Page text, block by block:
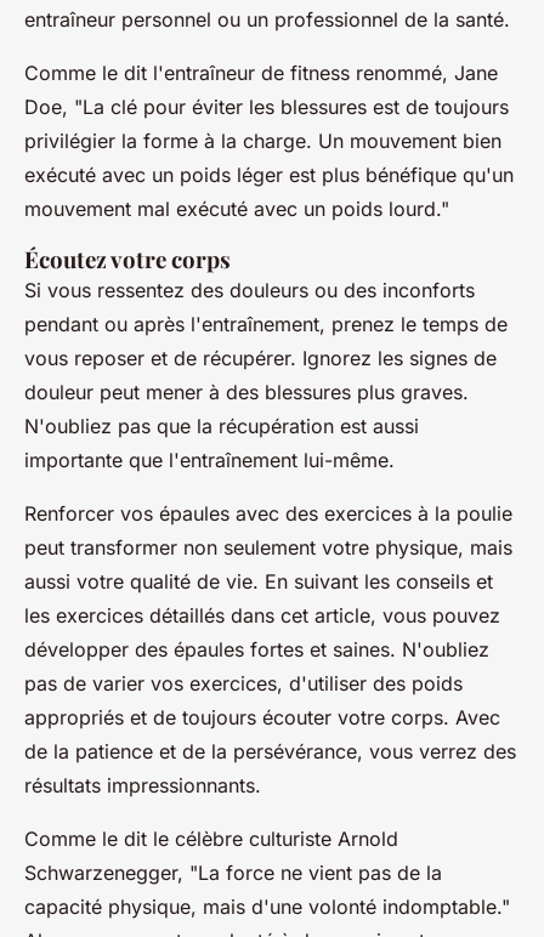
entraîneur personnel ou un professionnel de la santé.
Comme le dit l'entraîneur de fitness renommé, Jane
Doe, "La clé pour éviter les blessures est de toujours
privilégier la forme à la charge. Un mouvement bien
exécuté avec un poids léger est plus bénéfique qu'un
mouvement mal exécuté avec un poids lourd."
Écoutez votre corps
Si vous ressentez des douleurs ou des inconforts
pendant ou après l'entraînement, prenez le temps de
vous reposer et de récupérer. Ignorez les signes de
douleur peut mener à des blessures plus graves.
N'oubliez pas que la récupération est aussi
importante que l'entraînement lui-même.
Renforcer vos épaules avec des exercices à la poulie
peut transformer non seulement votre physique, mais
aussi votre qualité de vie. En suivant les conseils et
les exercices détaillés dans cet article, vous pouvez
développer des épaules fortes et saines. N'oubliez
pas de varier vos exercices, d'utiliser des poids
appropriés et de toujours écouter votre corps. Avec
de la patience et de la persévérance, vous verrez des
résultats impressionnants.
Comme le dit le célèbre culturiste Arnold
Schwarzenegger, "La force ne vient pas de la
capacité physique, mais d'une volonté indomptable."